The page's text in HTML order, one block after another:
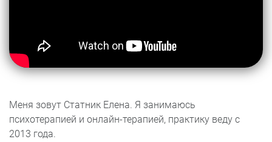
Меня зовут Статник Елена. Я занимаюсь
психотерапией и онлайн-терапией, практику веду с
2013 года.